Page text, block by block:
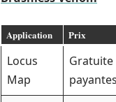
Application Prix
Locus
Map
Gratuite